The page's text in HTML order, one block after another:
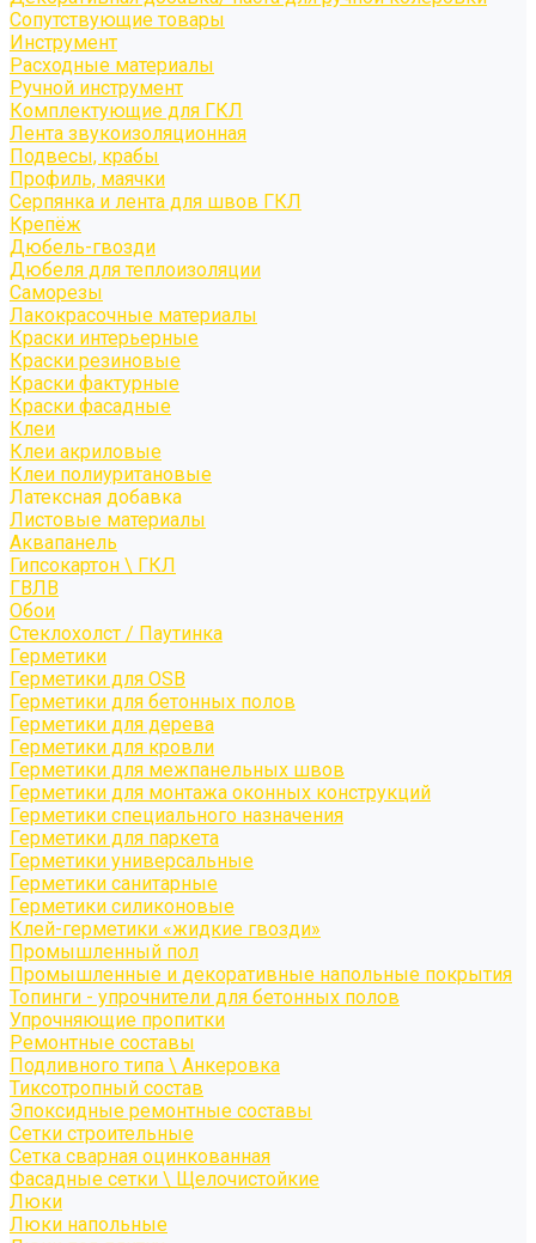
Сопутствующие товары
Инструмент
Расходные материалы
Ручной инструмент
Комплектующие для ГКЛ
Лента звукоизоляционная
Подвесы, крабы
Профиль, маячки
Серпянка и лента для швов ГКЛ
Крепёж
Дюбель-гвозди
Дюбеля для теплоизоляции
Саморезы
Лакокрасочные материалы
Краски интерьерные
Краски резиновые
Краски фактурные
Краски фасадные
Клеи
Клеи акриловые
Клеи полиуритановые
Латексная добавка
Листовые материалы
Аквапанель
Гипсокартон \ ГКЛ
ГВЛВ
Обои
Стеклохолст / Паутинка
Герметики
Герметики для OSB
Герметики для бетонных полов
Герметики для дерева
Герметики для кровли
Герметики для межпанельных швов
Герметики для монтажа оконных конструкций
Герметики специального назначения
Герметики для паркета
Герметики универсальные
Герметики санитарные
Герметики силиконовые
Клей-герметики «жидкие гвозди»
Промышленный пол
Промышленные и декоративные напольные покрытия
Топинги - упрочнители для бетонных полов
Упрочняющие пропитки
Ремонтные составы
Подливного типа \ Анкеровка
Тиксотропный состав
Эпоксидные ремонтные составы
Сетки строительные
Сетка сварная оцинкованная
Фасадные сетки \ Щелочистойкие
Люки
Люки напольные